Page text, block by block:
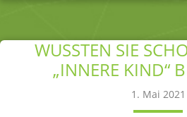
WUSSTEN SIE
„INNERE KIND“
1. Mai 2021